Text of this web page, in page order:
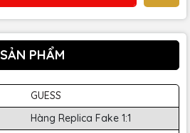
PHẨM
GUESS
Hàng Replica Fake 1:1